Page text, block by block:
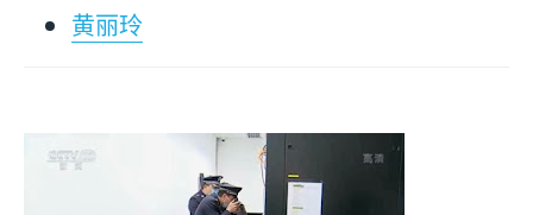
黄丽玲